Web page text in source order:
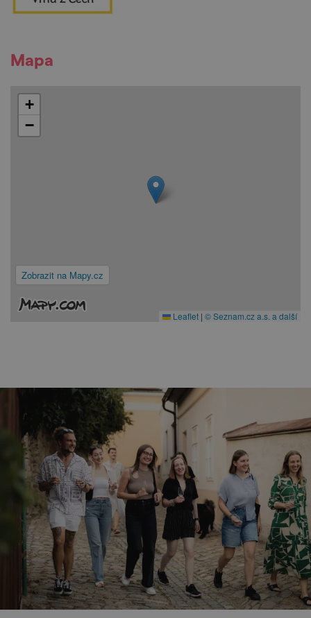
Mapa
Zobrazit na Mapy.cz
+
−
Leaflet | © Seznam.cz a.s. a další